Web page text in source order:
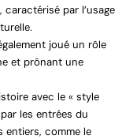
par l’usage
joué un rôle
et prônant une
avec le « style
les entrées du
entiers, comme le